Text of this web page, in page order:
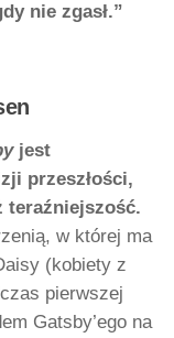
nie zgasł.”
jest
przeszłości,
teraźniejszość.
w której ma
(kobiety z
pierwszej
Gatsby’ego na